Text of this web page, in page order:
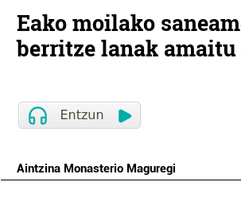
Eako moilako
berritze lanak
Aintzina Monasterio Maguregi